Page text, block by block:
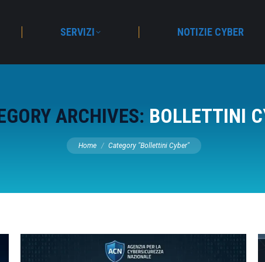
SERVIZI NOTIZIE CYBER
ARCHIVES: BOLLETTINI
You are here:
Home Category "Bollettini Cyber"